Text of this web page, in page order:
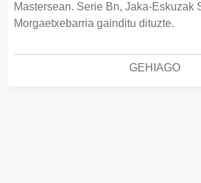
Mastersean. Serie Bn, Jaka-Eskuzak
Morgaetxebarria gainditu dituzte.
GEHIAGO